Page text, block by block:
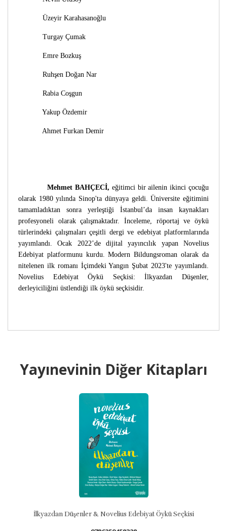
Üzeyir Karahasanoğlu
Turgay Çumak
Emre Bozkuş
Ruhşen Doğan Nar
Rabia Coşgun
Yakup Özdemir
Ahmet Furkan Demir
Mehmet BAHÇECİ, eğitimci bir ailenin ikinci çocuğu
olarak 1980 yılında Sinop'ta dünyaya geldi. Üniversite eğitimini
tamamladıktan sonra yerleştiği İstanbul’da insan kaynakları
profesyoneli olarak çalışmaktadır. İnceleme, röportaj ve öykü
türlerindeki çalışmaları çeşitli dergi ve edebiyat platformlarında
yayımlandı. Ocak 2022’de dijital yayıncılık yapan Novelius
Edebiyat platformunu kurdu. Modern Bildungsroman olarak da
nitelenen ilk romanı İçimdeki Yangın Şubat 2023'te yayımlandı.
Novelius Edebiyat Öykü Seçkisi: İlkyazdan Düşenler,
derleyiciliğini üstlendiği ilk öykü seçkisidir.
Yayınevinin Diğer Kitapları
Düşenler & Novelius Edebiyat Öykü Seçkisi